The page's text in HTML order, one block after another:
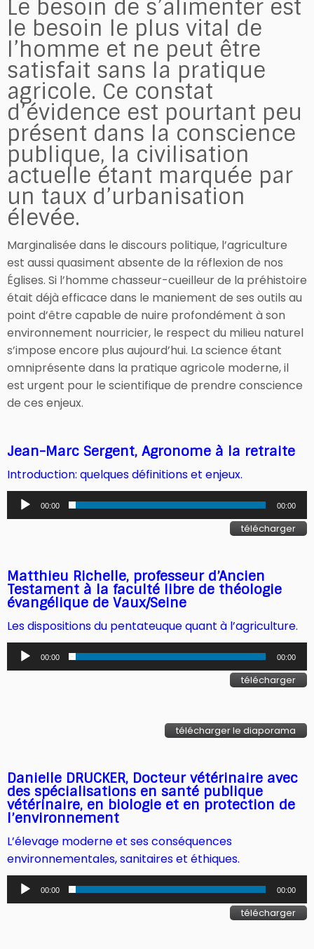
Le besoin de s’alimenter est
le besoin le plus vital de
l’homme et ne peut être
satisfait sans la pratique
agricole. Ce constat
d’évidence est pourtant peu
présent dans la conscience
publique, la civilisation
actuelle étant marquée par
un taux d’urbanisation
élevée.
Marginalisée dans le discours politique, l’agriculture
est aussi quasiment absente de la réflexion de nos
Églises. Si l’homme chasseur-cueilleur de la préhistoire
était déjà efficace dans le maniement de ses outils au
point d’être capable de nuire profondément à son
environnement nourricier, le respect du milieu naturel
s’impose encore plus aujourd’hui. La science étant
omniprésente dans la pratique agricole moderne, il
est urgent pour le scientifique de prendre conscience
de ces enjeux.
Jean-Marc Sergent, Agronome à la retraite
Introduction: quelques définitions et enjeux.
Lecteur
audio
00:00 00:00
télécharger
Matthieu Richelle, professeur d’Ancien
Testament à la faculté libre de théologie
évangélique de Vaux/Seine
Les dispositions du pentateuque quant à l’agriculture.
Lecteur
audio
00:00 00:00
télécharger
télécharger le diaporama
Danielle DRUCKER, Docteur vétérinaire avec
des spécialisations en santé publique
vétérinaire, en biologie et en protection de
l’environnement
L’élevage moderne et ses conséquences
environnementales, sanitaires et éthiques.
Lecteur
audio
00:00 00:00
télécharger